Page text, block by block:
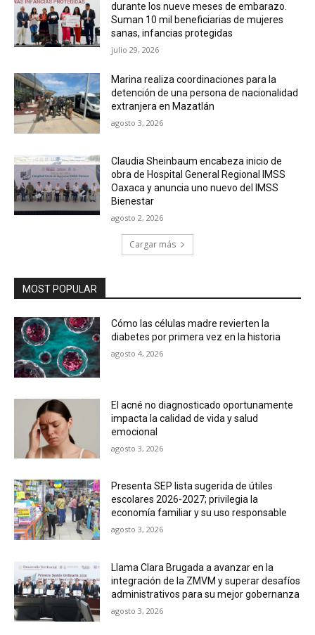
durante los nueve meses de embarazo.
Suman 10 mil beneficiarias de mujeres
sanas, infancias protegidas
julio 29, 2026
Marina realiza coordinaciones para la
detención de una persona de nacionalidad
extranjera en Mazatlán
agosto 3, 2026
Claudia Sheinbaum encabeza inicio de
obra de Hospital General Regional IMSS
Oaxaca y anuncia uno nuevo del IMSS
Bienestar
agosto 2, 2026
Cargar más
MOST POPULAR
Cómo las células madre revierten la
diabetes por primera vez en la historia
agosto 4, 2026
El acné no diagnosticado oportunamente
impacta la calidad de vida y salud
emocional
agosto 3, 2026
Presenta SEP lista sugerida de útiles
escolares 2026-2027; privilegia la
economía familiar y su uso responsable
agosto 3, 2026
Llama Clara Brugada a avanzar en la
integración de la ZMVM y superar desafíos
administrativos para su mejor gobernanza
agosto 3, 2026